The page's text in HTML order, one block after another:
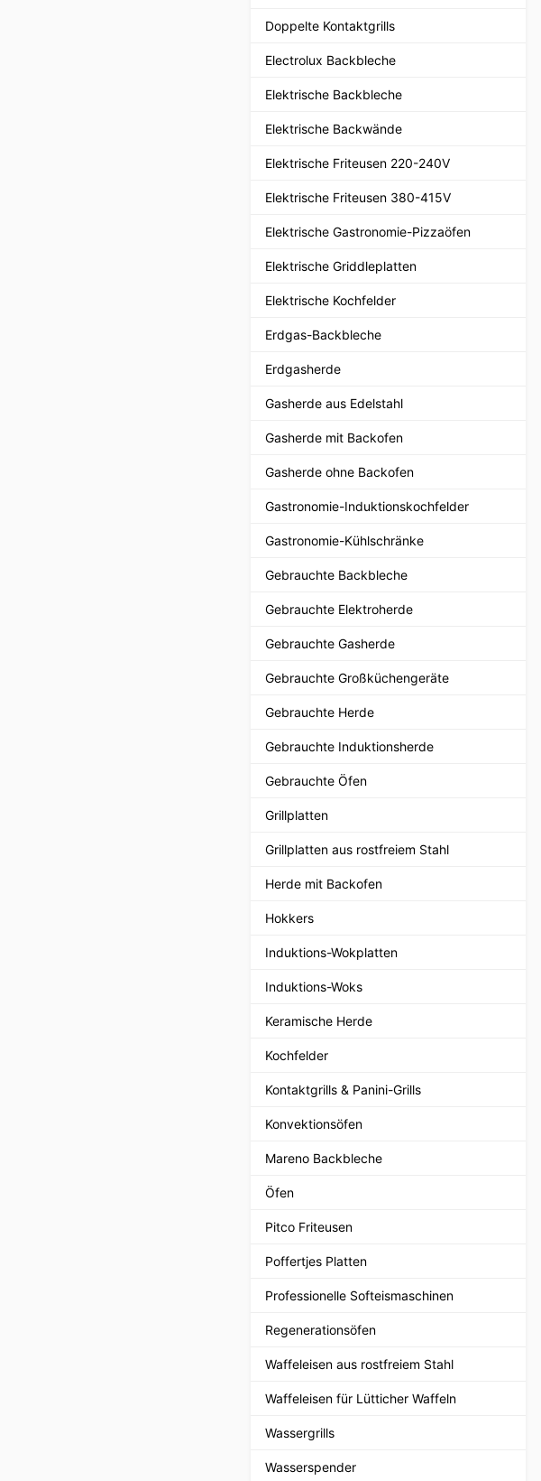
Doppelte Kontaktgrills
Electrolux Backbleche
Elektrische Backbleche
Elektrische Backwände
Elektrische Friteusen 220-240V
Elektrische Friteusen 380-415V
Elektrische Gastronomie-Pizzaöfen
Elektrische Griddleplatten
Elektrische Kochfelder
Erdgas-Backbleche
Erdgasherde
Gasherde aus Edelstahl
Gasherde mit Backofen
Gasherde ohne Backofen
Gastronomie-Induktionskochfelder
Gastronomie-Kühlschränke
Gebrauchte Backbleche
Gebrauchte Elektroherde
Gebrauchte Gasherde
Gebrauchte Großküchengeräte
Gebrauchte Herde
Gebrauchte Induktionsherde
Gebrauchte Öfen
Grillplatten
Grillplatten aus rostfreiem Stahl
Herde mit Backofen
Hokkers
Induktions-Wokplatten
Induktions-Woks
Keramische Herde
Kochfelder
Kontaktgrills & Panini-Grills
Konvektionsöfen
Mareno Backbleche
Öfen
Pitco Friteusen
Poffertjes Platten
Professionelle Softeismaschinen
Regenerationsöfen
Waffeleisen aus rostfreiem Stahl
Waffeleisen für Lütticher Waffeln
Wassergrills
Wasserspender